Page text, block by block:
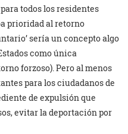
todos los residentes
prioridad al retorno
sería un concepto algo
como única
forzoso). Pero al menos
para los ciudadanos de
de expulsión que
evitar la deportación por